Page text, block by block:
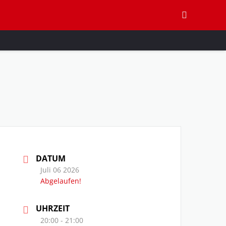
DATUM
Juli 06 2026
Abgelaufen!
UHRZEIT
20:00 - 21:00